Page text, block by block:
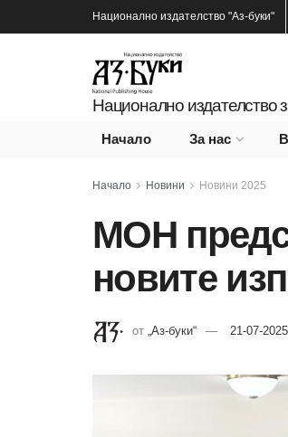
Национално издателство "Аз-буки"
Национално издателство
Начало За нас
Начало Новини Новини 2025
МОН
новите
от „Аз-буки“ 21-07-2025